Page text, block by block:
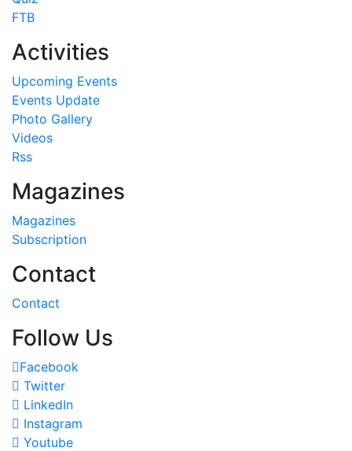
FTB
Activities
Upcoming Events
Events Update
Photo Gallery
Videos
Rss
Magazines
Magazines
Subscription
Contact
Contact
Follow Us
Facebook
Twitter
LinkedIn
Instagram
Youtube